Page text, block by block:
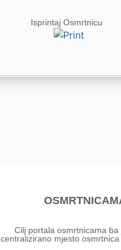
Isprintaj Osmrtnicu
Cilj portala osmrtnicama
centralizirano mjesto osmrtnica